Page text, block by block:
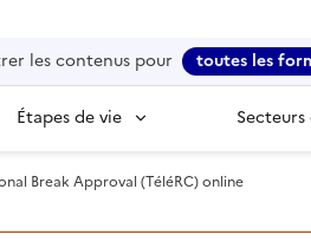
les contenus pour toutes les
Étapes de vie
Break Approval (TéléRC) online